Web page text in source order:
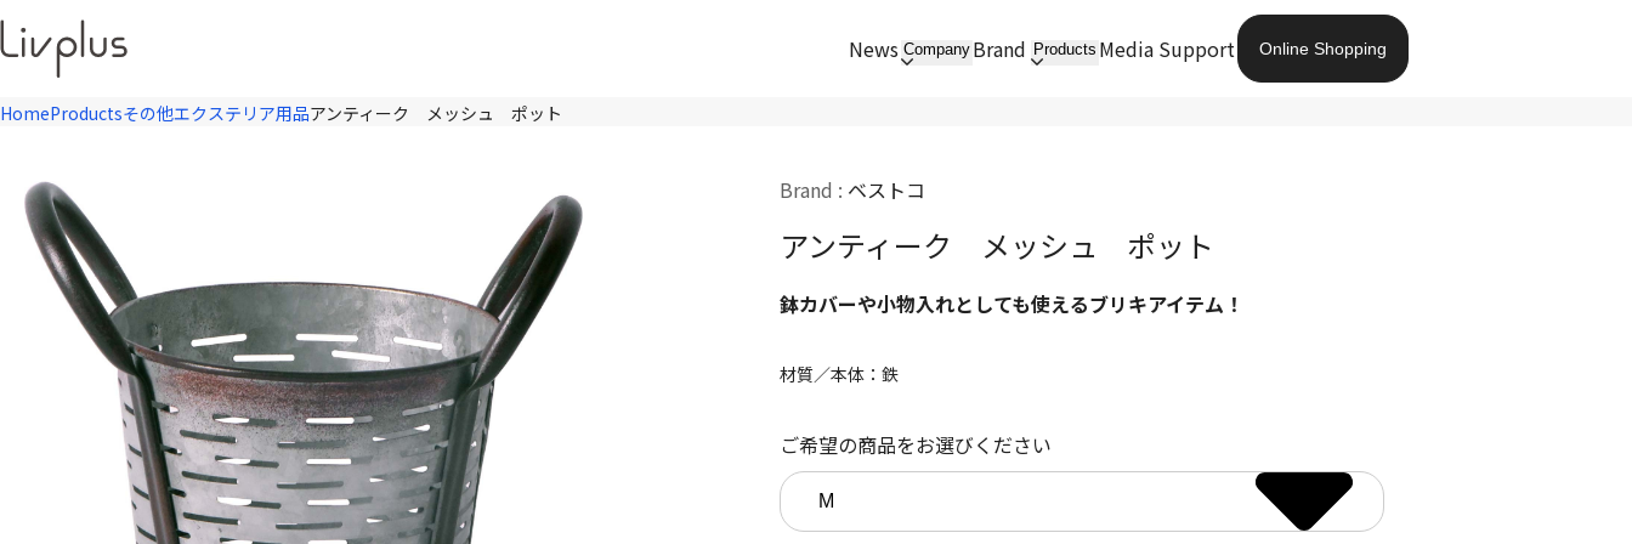
News Company Brand Products Media Support Online Shopping
HomeProductsその他エクステリア用品アンティーク メッシュ ポット
Brand : ベストコ
アンティーク メッシュ ポット
鉢カバーや小物入れとしても使えるブリキアイテム！
材質／本体：鉄
ご希望の商品をお選びください